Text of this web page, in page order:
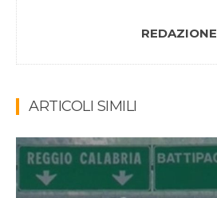
REDAZIONE
ARTICOLI SIMILI